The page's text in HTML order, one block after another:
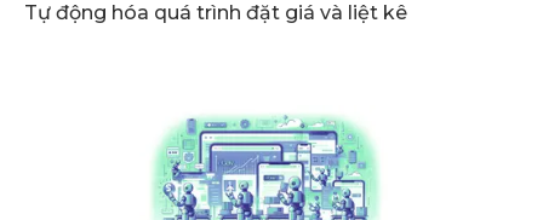
Tự động hóa quá trình đặt giá và liệt kê